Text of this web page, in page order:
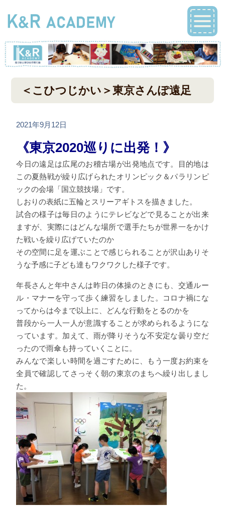
＜こひつじかい＞東京さんぽ遠足
2021年9月12日
《東京2020巡りに出発！》
今日の遠足は広尾のお稽古場が出発地点です。目的地は
この夏熱戦が繰り広げられたオリンピック＆パラリンピ
ックの会場「国立競技場」です。
しおりの表紙に五輪とスリーアギトスを描きました。
試合の様子は毎日のようにテレビなどで見ることが出来
ますが、実際にはどんな場所で選手たちが世界一をかけ
た戦いを繰り広げていたのか
その空間に足を運ぶことで感じられることが沢山ありそ
うな予感に子ども達もワクワクした様子です。
年長さんと年中さんは昨日の体操のときにも、交通ルー
ル・マナーを守って歩く練習をしました。コロナ禍にな
ってからは今まで以上に、どんな行動をとるのかを
普段から一人一人が意識することが求められるようにな
っています。加えて、雨が降りそうな不安定な曇り空だ
ったので雨傘も持っていくことに。
みんなで楽しい時間を過ごすために、もう一度お約束を
全員で確認してさっそく朝の東京のまちへ繰り出しまし
た。